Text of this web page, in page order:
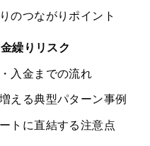
のつながりポイント
繰りリスク
入金までの流れ
える典型パターン事例
トに直結する注意点